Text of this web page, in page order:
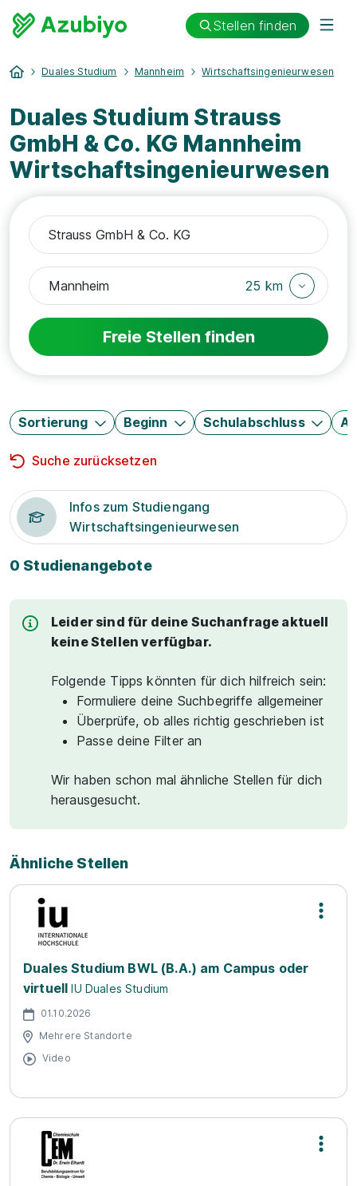
Stellen finden
Duales Studium Mannheim Wirtschaftsingenieurwesen
Duales Studium Strauss
GmbH & Co. KG Mannheim
Wirtschaftsingenieurwesen
25 km
Freie Stellen finden
Sortierung Beginn Schulabschluss
Suche zurücksetzen
Infos zum Studiengang
Wirtschaftsingenieurwesen
0 Studienangebote
Leider sind für deine Suchanfrage aktuell
keine Stellen verfügbar.
Folgende Tipps könnten für dich hilfreich sein:
Formuliere deine Suchbegriffe allgemeiner
Überprüfe, ob alles richtig geschrieben ist
Passe deine Filter an
Wir haben schon mal ähnliche Stellen für dich
herausgesucht.
Ähnliche Stellen
Duales Studium BWL (B.A.) am Campus oder
virtuell IU Duales Studium
01.10.2026
Mehrere Standorte
Video